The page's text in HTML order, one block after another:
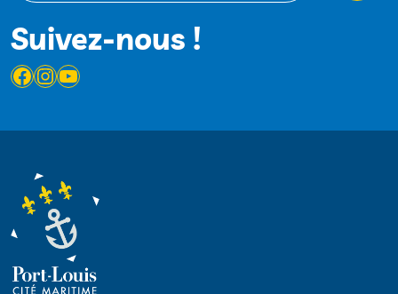
Suivez-nous !
Facebook
Instagram
YouTube